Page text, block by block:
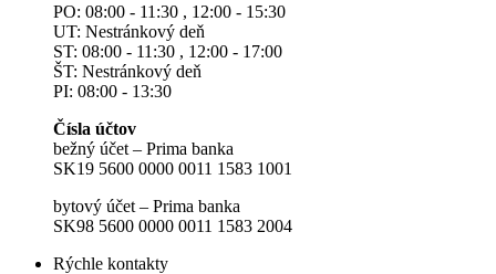
PO: 08:00 - 11:30 , 12:00 - 15:30
UT: Nestránkový deň
ST: 08:00 - 11:30 , 12:00 - 17:00
ŠT: Nestránkový deň
PI: 08:00 - 13:30
Čísla účtov
bežný účet – Prima banka
SK19 5600 0000 0011 1583 1001
bytový účet – Prima banka
SK98 5600 0000 0011 1583 2004
Rýchle kontakty